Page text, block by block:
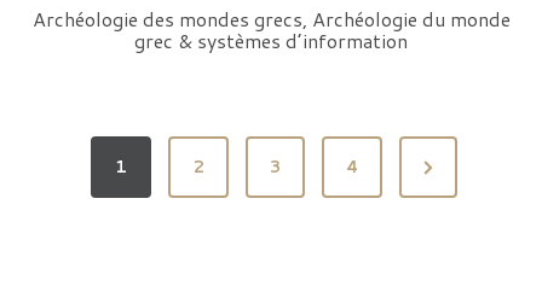
Archéologie des mondes grecs, Archéologie du monde
grec & systèmes d’information
1 2 3 4
N
e